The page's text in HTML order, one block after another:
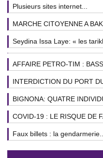
Plusieurs sites internet...
MARCHE CITOYENNE A
Seydina Issa Laye: « les
AFFAIRE PETRO-TIM :
INTERDICTION DU PORT
BIGNONA: QUATRE
COVID-19 : LE RISQUE DE
Faux billets : la gendarmerie...